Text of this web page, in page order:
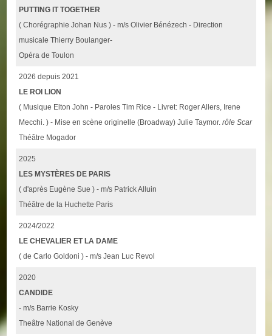
PUTTING IT TOGETHER
( Chorégraphie Johan Nus ) - m/s Olivier Bénézech - Direction
musicale Thierry Boulanger-
Opéra de Toulon
2026 depuis 2021
LE ROI LION
( Musique Elton John - Paroles Tim Rice - Livret: Roger Allers, Irene
Mecchi. ) - Mise en scène originelle (Broadway) Julie Taymor.rôle Scar
Théâtre Mogador
2025
LES MYSTÈRES DE PARIS
( d'après Eugène Sue ) - m/s Patrick Alluin
Théâtre de la Huchette Paris
2024/2022
LE CHEVALIER ET LA DAME
( de Carlo Goldoni ) - m/s Jean Luc Revol
2020
CANDIDE
- m/s Barrie Kosky
Theâtre National de Genève